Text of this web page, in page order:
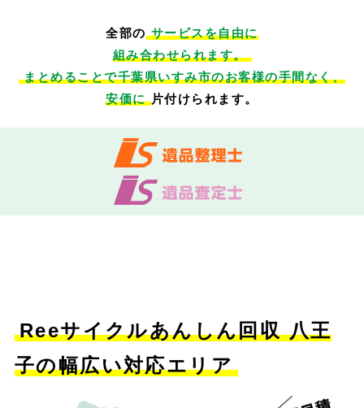
全部の サービスを自由に
組み合わせられます。
まとめることで千葉県いすみ市のお客様の手間なく、
安価に 片付けられます。
Reeサイクルあんしん回収 八王
子の幅広い対応エリア